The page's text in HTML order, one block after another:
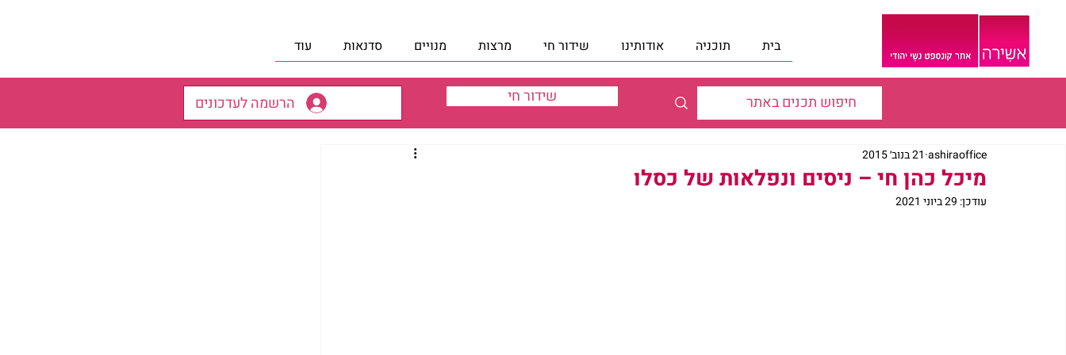
בית תוכניה אודותינו שידור חי מרצות מנויים סדנאות עוד
הרשמה לעדכונים שידור חי
מיכל כהן חי – ניסים ונפלאות של כסלו
ashiraoffice 21 בנוב׳ 2015
עודכן: 29 ביוני 2021